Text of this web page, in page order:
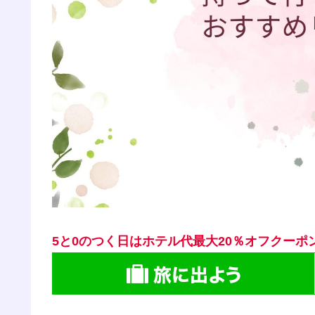
5と0のつく日はホテル代最大20％オフクーポ